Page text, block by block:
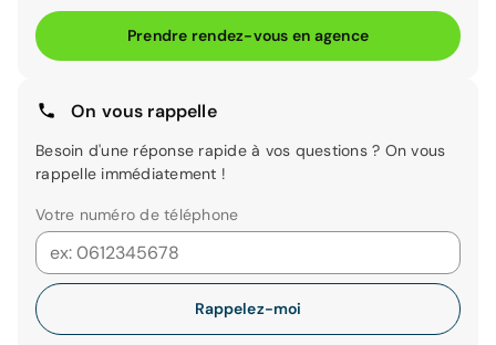
Prendre rendez-vous en agence
On vous rappelle
Besoin d'une réponse rapide à vos questions ? On vous
rappelle immédiatement !
Votre numéro de téléphone
Rappelez-moi